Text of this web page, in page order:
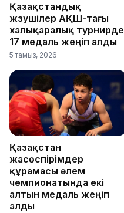
Қазақстандық
жүзушілер АҚШ-тағы
халықаралық турнирде
17 медаль жеңіп алды
5 тамыз, 2026
Қазақстан
жасөспірімдер
құрамасы әлем
чемпионатында екі
алтын медаль жеңіп
алды